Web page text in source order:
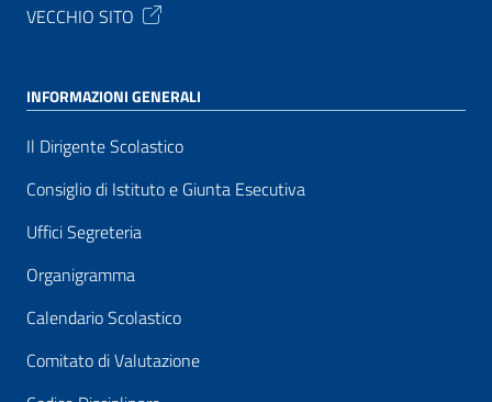
VECCHIO SITO
INFORMAZIONI GENERALI
Il Dirigente Scolastico
Consiglio di Istituto e Giunta Esecutiva
Uffici Segreteria
Organigramma
Calendario Scolastico
Comitato di Valutazione